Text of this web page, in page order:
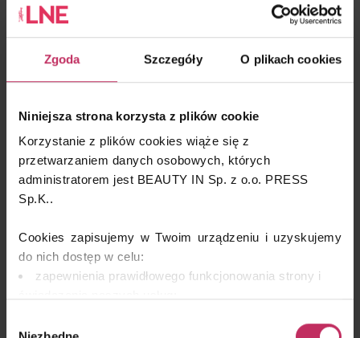
Zgoda Szczegóły O plikach cookies
Niniejsza strona korzysta z plików cookie
Korzystanie z plików cookies wiąże się z
przetwarzaniem danych osobowych, których
administratorem jest BEAUTY IN Sp. z o.o. PRESS
Sp.K..
Cookies zapisujemy w Twoim urządzeniu i uzyskujemy
do nich dostęp w celu:
zapewnienia prawidłowego funkcjonowania strony i
analizy zachowań użytkowników w celu ich lepszego
NOURELLA
BTL AESTHETICS